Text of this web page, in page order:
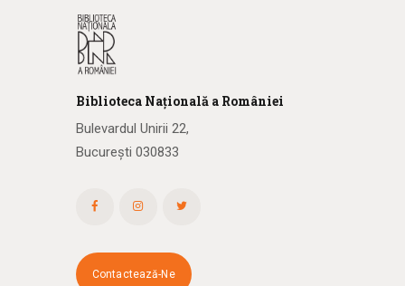
Biblioteca Națională a României
Bulevardul Unirii 22,
București 030833
Contactează-Ne